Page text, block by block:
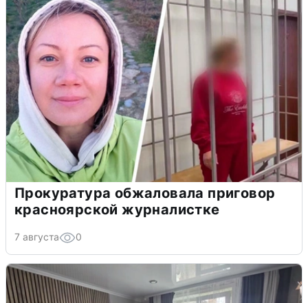
Прокуратура обжаловала приговор
красноярской журналистке
7 августа 0